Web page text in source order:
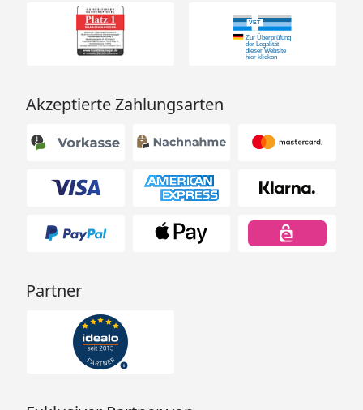
Akzeptierte Zahlungsarten
Partner